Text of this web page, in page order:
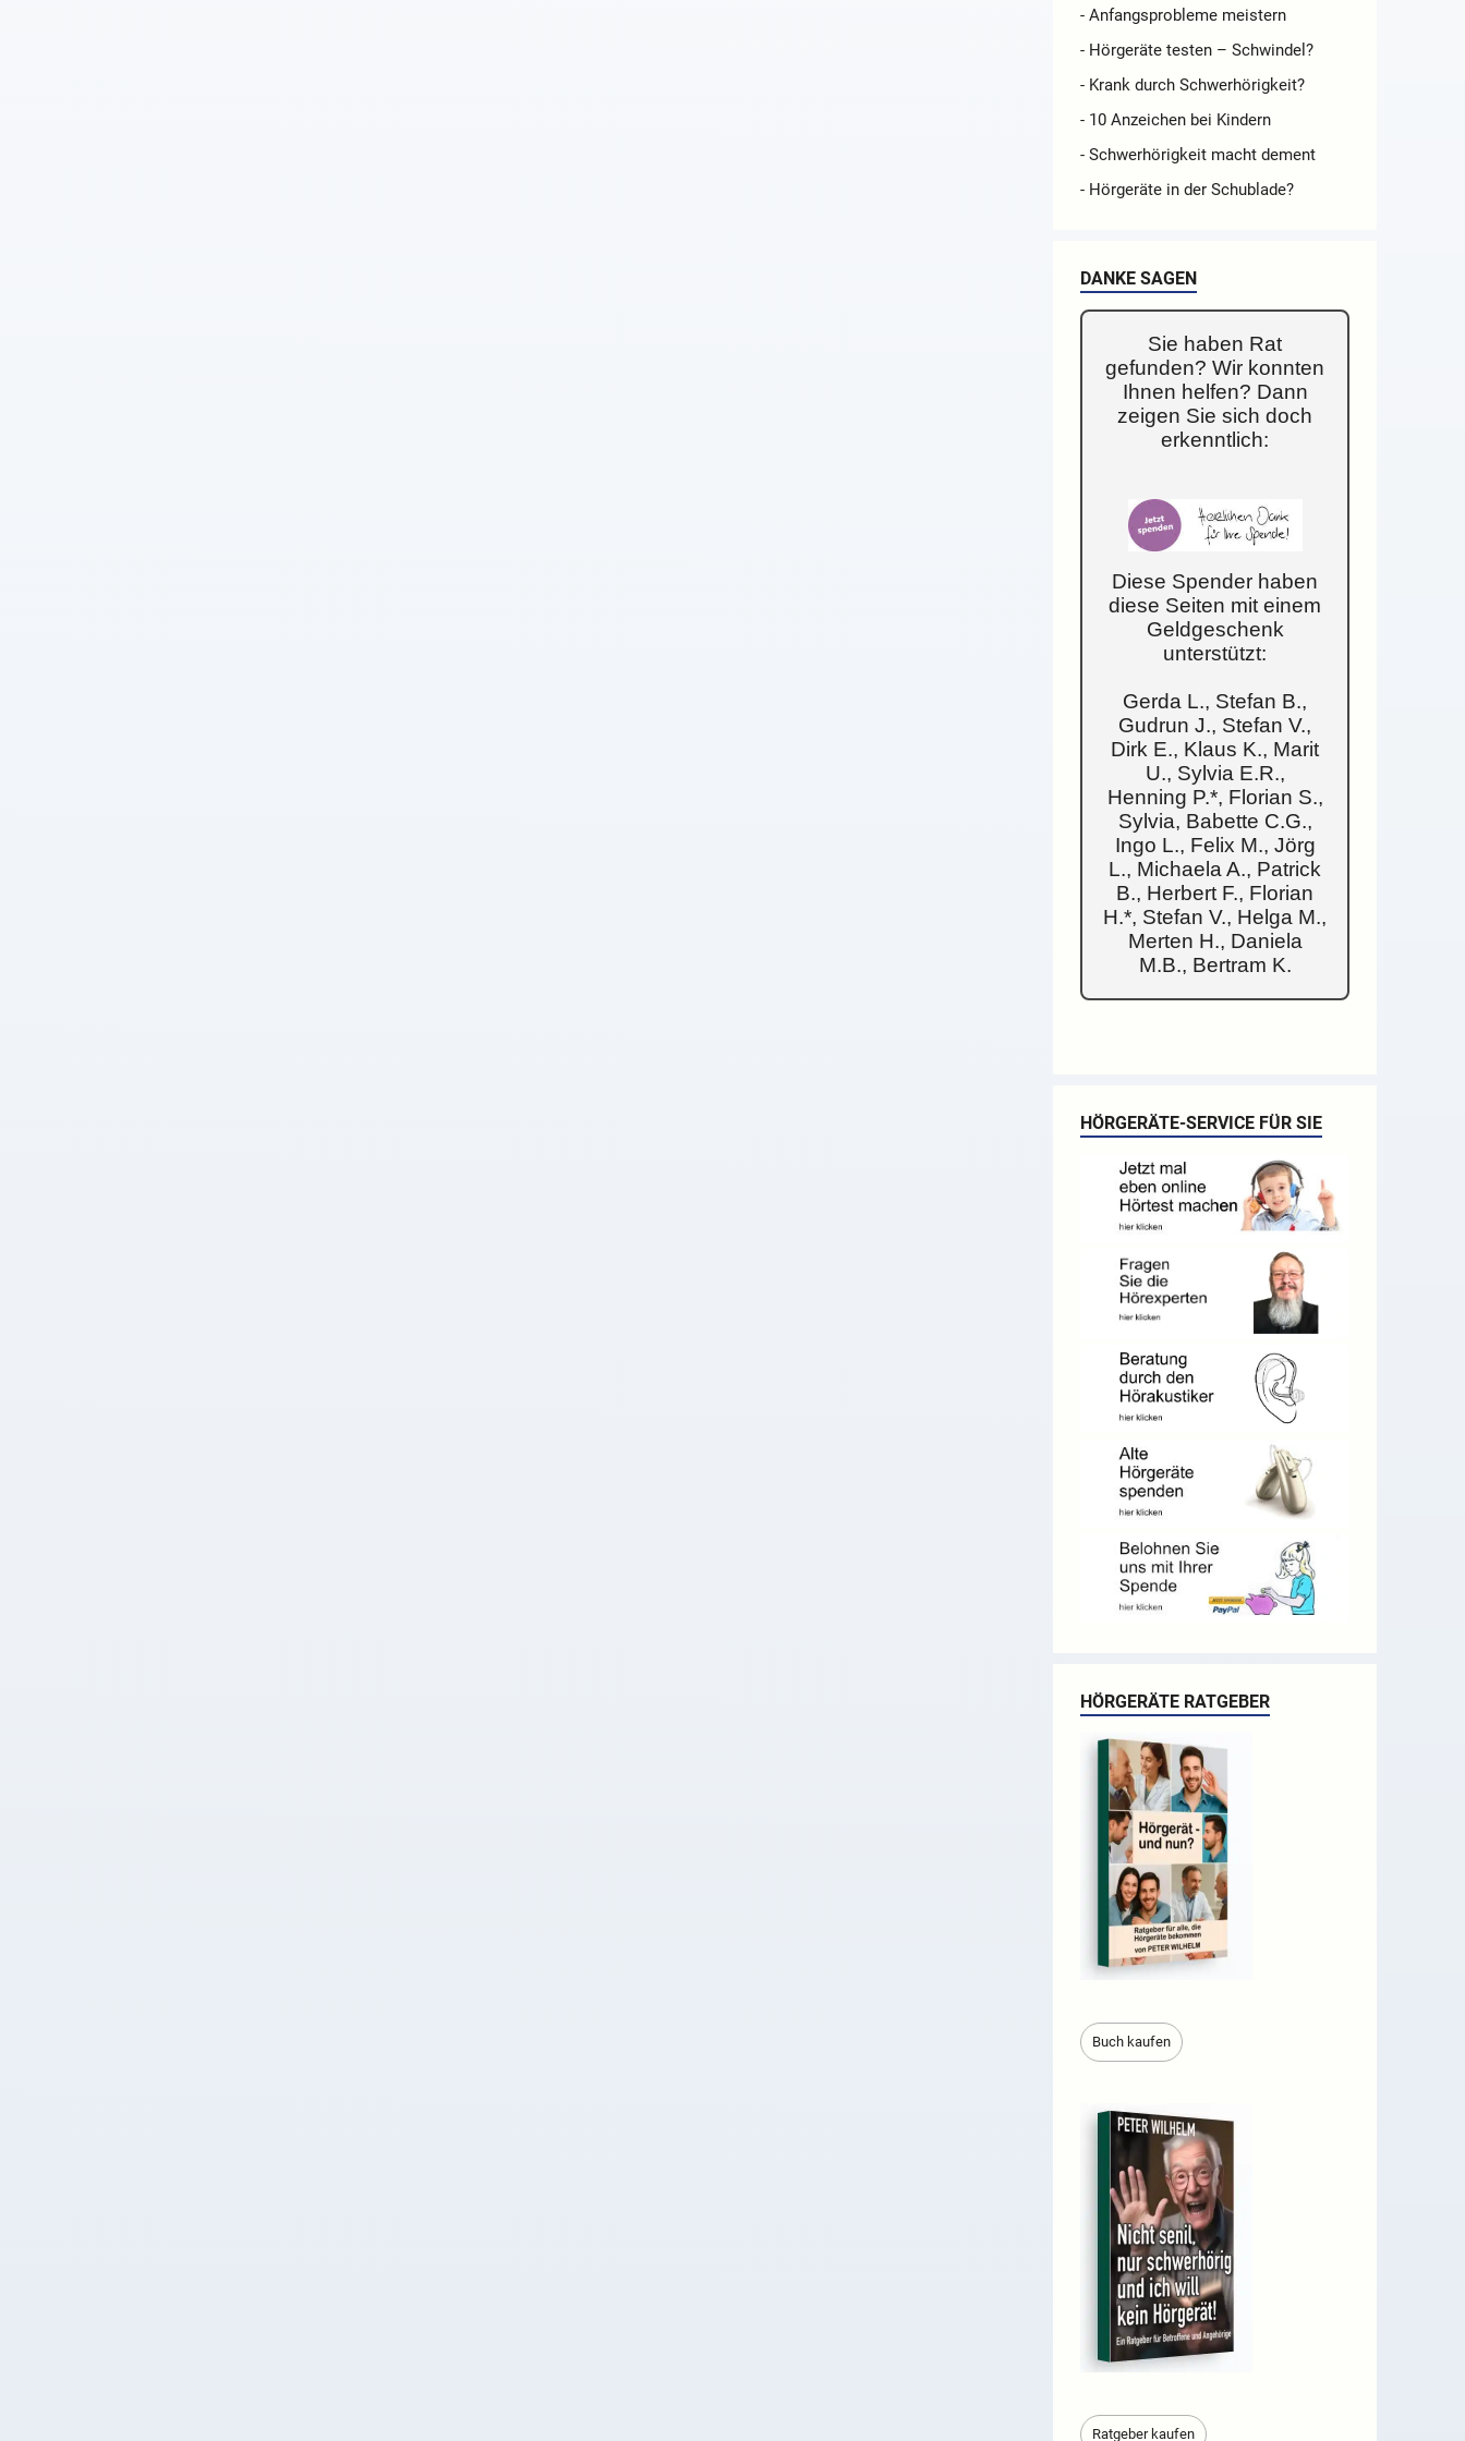
- Anfangsprobleme meistern
- Hörgeräte testen – Schwindel?
- Krank durch Schwerhörigkeit?
- 10 Anzeichen bei Kindern
- Schwerhörigkeit macht dement
- Hörgeräte in der Schublade?
DANKE SAGEN
Sie haben Rat
gefunden? Wir konnten
Ihnen helfen? Dann
zeigen Sie sich doch
erkenntlich:
Diese Spender haben
diese Seiten mit einem
Geldgeschenk
unterstützt:
Gerda L., Stefan B.,
Gudrun J., Stefan V.,
Dirk E., Klaus K., Marit
U., Sylvia E.R.,
Henning P.*, Florian S.,
Sylvia, Babette C.G.,
Ingo L., Felix M., Jörg
L., Michaela A., Patrick
B., Herbert F., Florian
H.*, Stefan V., Helga M.,
Merten H., Daniela
M.B., Bertram K.
HÖRGERÄTE-SERVICE FÜR SIE
HÖRGERÄTE RATGEBER
Buch kaufen
Ratgeber kaufen